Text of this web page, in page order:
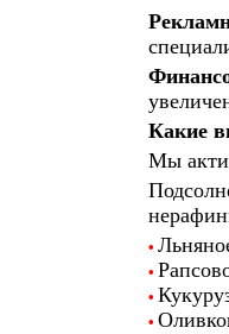
Какие
Мы
•
•
•
•